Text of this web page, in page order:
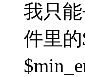
我只
件里的